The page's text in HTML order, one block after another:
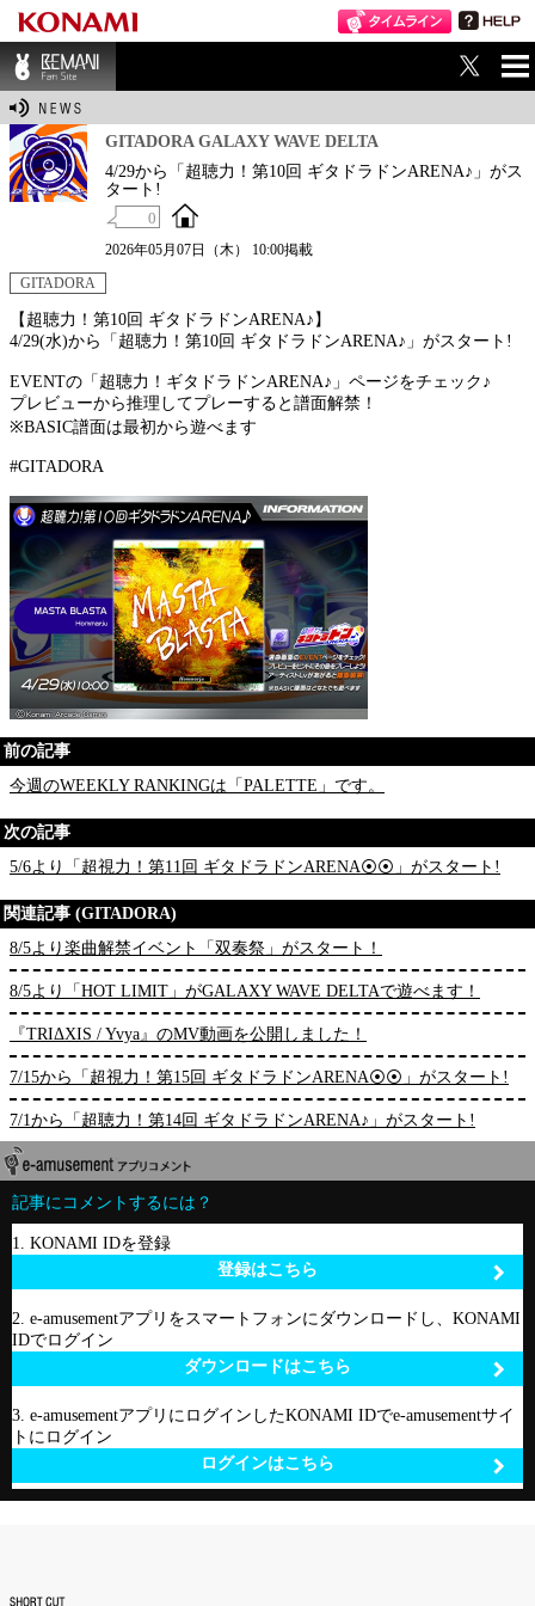
BEMANI Fan Sit
GITADORA GALAXY WAVE DELTA
4/29から「超聴力！第10回 ギタドラドンARENA♪」がス
タート!
0
2026年05月07日（木） 10:00掲載
GITADORA
【超聴力！第10回 ギタドラドンARENA♪】
4/29(水)から「超聴力！第10回 ギタドラドンARENA♪」がスタート!
EVENTの「超聴力！ギタドラドンARENA♪」ページをチェック♪
プレビューから推理してプレーすると譜面解禁！
※BASIC譜面は最初から遊べます
#GITADORA
前の記事
今週のWEEKLY RANKINGは「PALETTE」です。
次の記事
5/6より「超視力！第11回 ギタドラドンARENA⦿⦿」がスタート!
関連記事 (GITADORA)
8/5より楽曲解禁イベント「双奏祭」がスタート！
8/5より「HOT LIMIT」がGALAXY WAVE DELTAで遊べます！
『TRIΔXIS / Yvya』のMV動画を公開しました！
7/15から「超視力！第15回 ギタドラドンARENA⦿⦿」がスタート!
7/1から「超聴力！第14回 ギタドラドンARENA♪」がスタート!
記事にコメントするには？
1. KONAMI IDを登録
登録はこちら
2. e-amusementアプリをスマートフォンにダウンロードし、KONAMI
IDでログイン
ダウンロードはこちら
3. e-amusementアプリにログインしたKONAMI IDでe-amusementサイ
トにログイン
ログインはこちら